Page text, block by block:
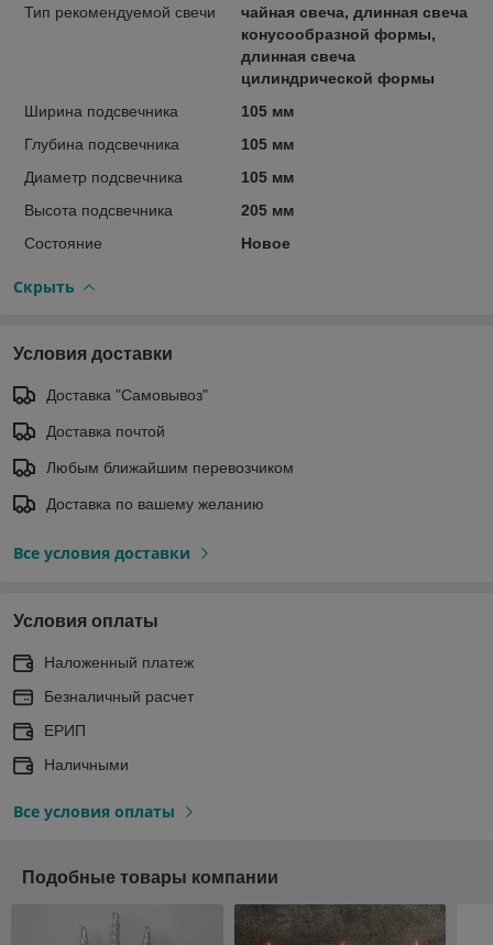
Тип рекомендуемой свечи
чайная свеча, длинная свеча
конусообразной формы,
длинная свеча
цилиндрической формы
Ширина подсвечника
105 мм
Глубина подсвечника
105 мм
Диаметр подсвечника
105 мм
Высота подсвечника
205 мм
Состояние
Новое
Скрыть
Условия доставки
Доставка "Самовывоз"
Доставка почтой
Любым ближайшим перевозчиком
Доставка по вашему желанию
Все условия доставки
Условия оплаты
Наложенный платеж
Безналичный расчет
ЕРИП
Наличными
Все условия оплаты
Подобные товары компании